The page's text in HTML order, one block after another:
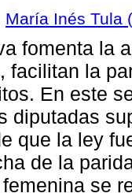
María Inés Tula
fomenta la
facilitan la
En este
diputadas
que la ley
de la
se